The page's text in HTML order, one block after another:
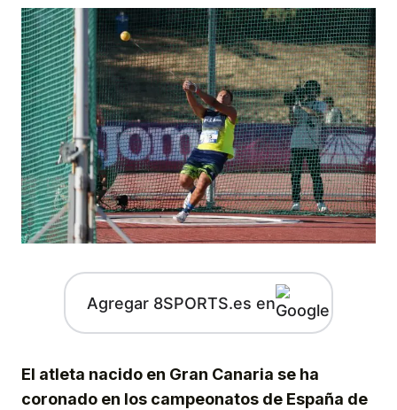
Agregar 8SPORTS.es en
El atleta nacido en Gran Canaria se ha
coronado en los campeonatos de España de